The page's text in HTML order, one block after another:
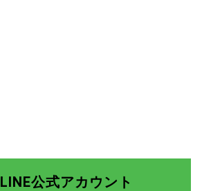
LINE公式アカウント